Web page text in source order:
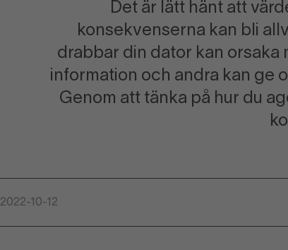
Det är lätt hänt att
konsekvenserna kan bli
drabbar din dator kan orsaka
information och andra kan ge
Genom att tänka på hur du
2022-10-12